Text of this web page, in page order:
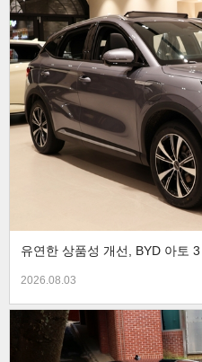
유연한 상품성 개선, BYD 아토
2026.08.03